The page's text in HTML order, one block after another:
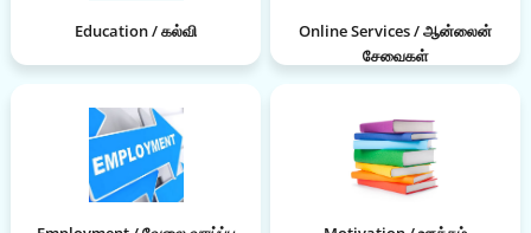
Education / கல்வி
Online Services / ஆன்லைன்
சேவைகள்